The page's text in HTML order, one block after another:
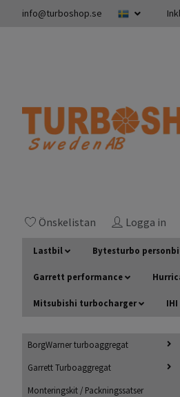
info@turboshop.se
Önskelistan Logga in
Lastbil Bytesturbo
Garrett performance
Mitsubishi turbocharger
BorgWarner turboaggregat
Garrett Turboaggregat
Monteringskit / Packningssatser